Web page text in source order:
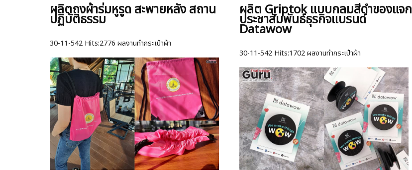
ผลิตถุงผ้าร่มหูรูด สะพายหลัง สถาน
ปฏิบัติธรรม
30-11-542 Hits:2776 ผลงานทำกระเป๋าผ้า
ผลิต Griptok แบบกลมสีดำของแจก
ประชาสัมพันธ์ธุรกิจแบรนด์
Datawow
30-11-542 Hits:1702 ผลงานทำกระเป๋าผ้า